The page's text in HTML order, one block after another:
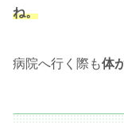
ね。
病院へ行く際も体